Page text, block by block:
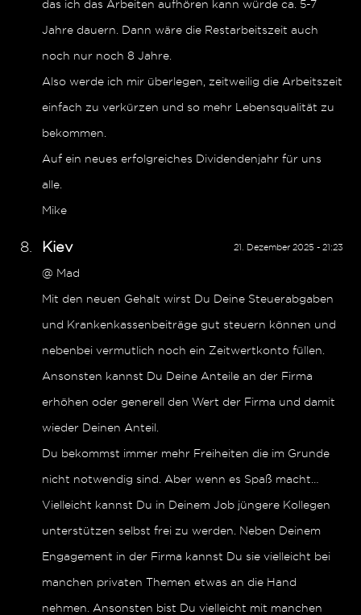
das ich das Arbeiten aufhören kann würde ca. 5-7
Jahre dauern. Dann wäre die Restarbeitszeit auch
noch nur noch 8 Jahre.
Also werde ich mir überlegen, zeitweilig die Arbeitszeit
einfach zu verkürzen und so mehr Lebensqualität zu
bekommen.
Auf ein neues erfolgreiches Dividendenjahr für uns
alle.
Mike
21. Dezember 2025 - 21:23
Kiev
@ Mad
Mit den neuen Gehalt wirst Du Deine Steuerabgaben
und Krankenkassenbeiträge gut steuern können und
nebenbei vermutlich noch ein Zeitwertkonto füllen.
Ansonsten kannst Du Deine Anteile an der Firma
erhöhen oder generell den Wert der Firma und damit
wieder Deinen Anteil.
Du bekommst immer mehr Freiheiten die im Grunde
nicht notwendig sind. Aber wenn es Spaß macht…
Vielleicht kannst Du in Deinem Job jüngere Kollegen
unterstützen selbst frei zu werden. Neben Deinem
Engagement in der Firma kannst Du sie vielleicht bei
manchen privaten Themen etwas an die Hand
nehmen. Ansonsten bist Du vielleicht mit manchen